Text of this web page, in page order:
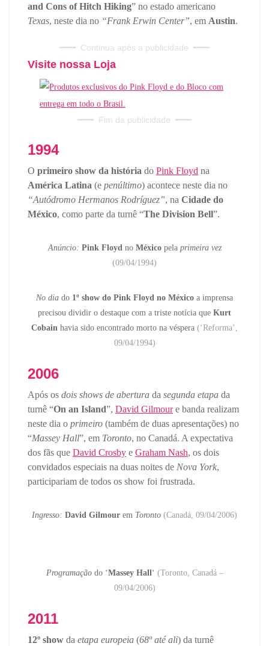
and Cons of Hitch Hiking” no estado americano
Texas, neste dia no “Frank Erwin Center”, em Austin.
━━━ Continua após a publicidade ━━━
Visite nossa Loja
━━━ Fim da publicidade ━━━
1994
O primeiro show da história do Pink Floyd na
América Latina (e penúltimo) acontece neste dia no
“Autódromo Hermanos Rodríguez”, na Cidade do
México, como parte da turnê “The Division Bell”.
Anúncio: Pink Floydno Méxicopela primeira vez
(09/04/1994)
No dia do 1º show do Pink Floyd no México a imprensa
precisou dividir o destaque com a triste notícia que Kurt
Cobain havia sido encontrado morto na véspera (‘Reforma’,
09/04/1994)
2006
Após os dois shows de abertura da segunda etapa da
turnê “On an Island”, David Gilmoure banda realizam
neste dia o primeiro (também de duas apresentações) no
“Massey Hall”, em Toronto, no Canadá. A expectativa
dos fãs que David Crosby e Graham Nash, os dois
convidados especiais na duas noites de Nova York,
participariam de todos os show foi frustrada.
Ingresso: David Gilmour em Toronto (Canadá, 09/04/2006)
Programaçãodo ‘Massey Hall‘ (Toronto, Canadá –
09/04/2006)
2011
12º show da etapa europeia (68º até ali) da turnê